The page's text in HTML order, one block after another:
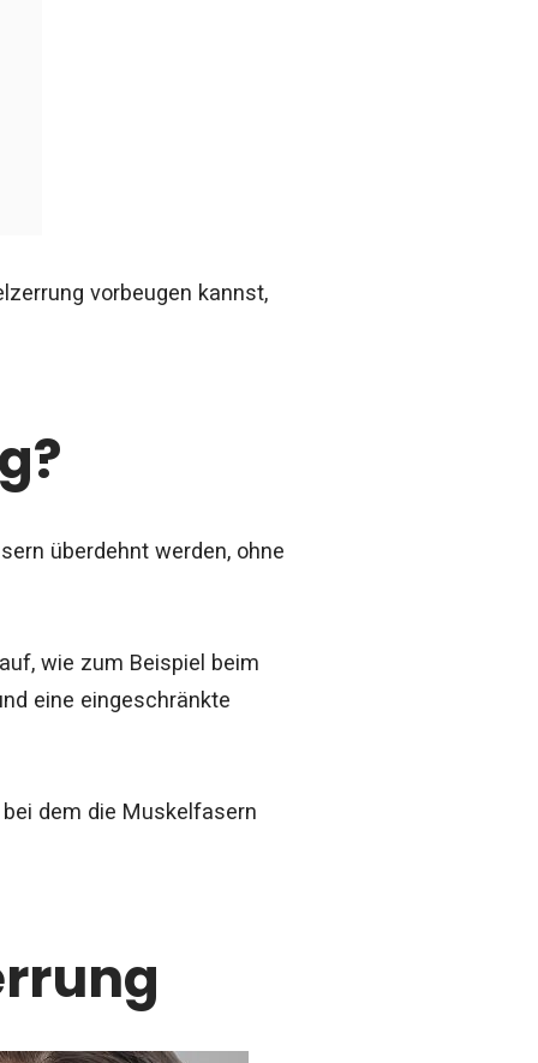
vorbeugen kannst,
überdehnt werden, ohne
wie zum Beispiel beim
eine eingeschränkte
dem die Muskelfasern